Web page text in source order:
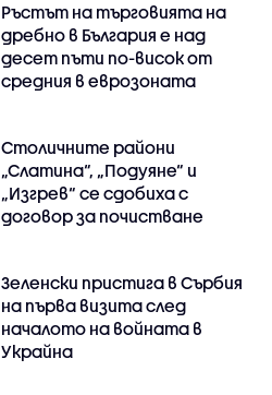
Ръстът на търговията на
дребно в България е над
десет пъти по-висок от
средния в еврозоната
Столичните райони
„Слатина“, „Подуяне“ и
„Изгрев“ се сдобиха с
договор за почистване
Зеленски пристига в Сърбия
на първа визита след
началото на войната в
Украйна